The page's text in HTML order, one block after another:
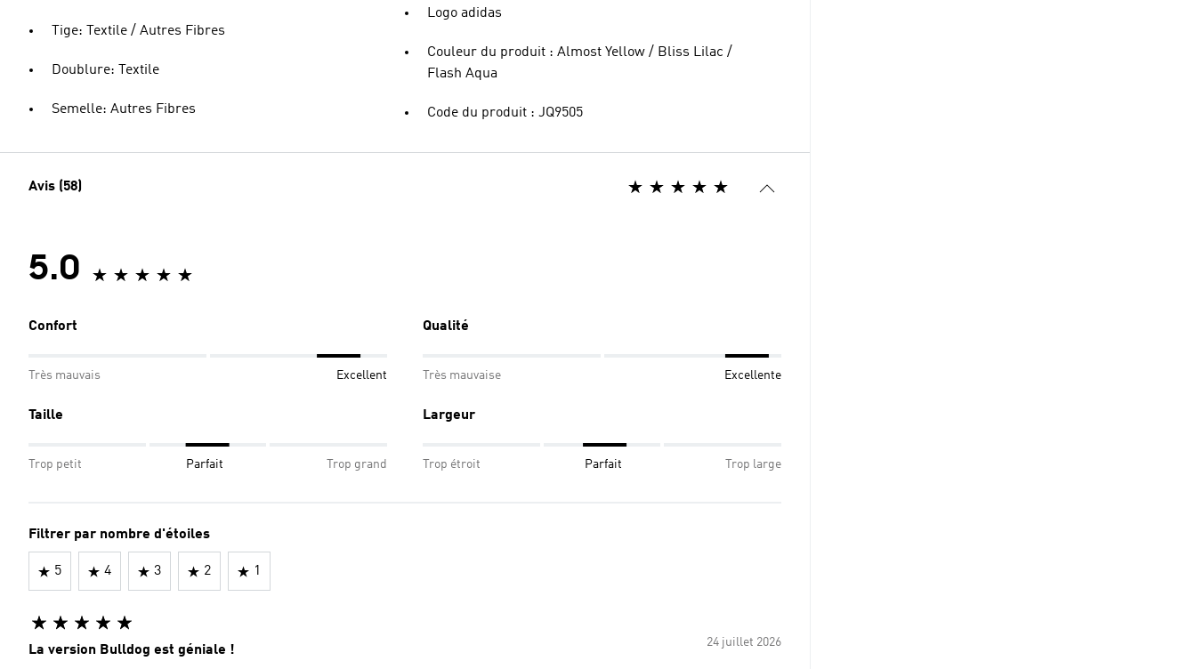
Tige: Textile / Autres Fibres
Doublure: Textile
Semelle: Autres Fibres
Logo adidas
Couleur du produit : Almost Yellow / Bliss Lilac /
Flash Aqua
Code du produit : JQ9505
Avis (58)
5.0
Confort
Très mauvais Excellent
Qualité
Très mauvaise Excellente
Taille
Trop petit Parfait Trop grand
Largeur
Trop étroit Parfait Trop large
Filtrer par nombre d'étoiles
5 4 3 2 1
24 juillet 2026
La version Bulldog est géniale !